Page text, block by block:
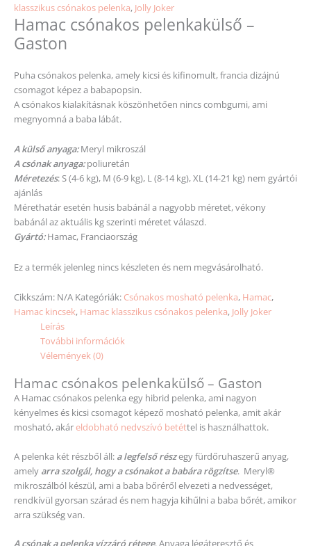
klasszikus csónakos pelenka, Jolly Joker
Hamac csónakos pelenkakülső –
Gaston
Puha csónakos pelenka, amely kicsi és kifinomult, francia dizájnú
csomagot képez a babapopsin.
A csónakos kialakításnak köszönhetően nincs combgumi, ami
megnyomná a baba lábát.
A külső anyaga:Meryl mikroszál
A csónak anyaga:poliuretán
Méretezés: S (4-6 kg), M (6-9 kg), L (8-14 kg), XL (14-21 kg) nem gyártói
ajánlás
Mérethatár esetén husis babánál a nagyobb méretet, vékony
babánál az aktuális kgszerinti méretetválaszd.
Gyártó:Hamac, Franciaország
Ez a termék jelenleg nincs készleten és nem megvásárolható.
Cikkszám: N/A Kategóriák: Csónakos mosható pelenka, Hamac,
Hamac kincsek, Hamac klasszikus csónakos pelenka, Jolly Joker
Leírás
További információk
Vélemények (0)
Hamac csónakos pelenkakülső – Gaston
A Hamac csónakos pelenka egy hibrid pelenka, ami nagyon
kényelmes és kicsi csomagot képező mosható pelenka, amit akár
mosható, akáreldobható nedvszívó betéttel is használhattok.
A pelenka két részből áll: a legfelső részegy fürdőruhaszerű anyag,
amely arra szolgál, hogy a csónakot a babára rögzítse. Meryl®
mikroszálból készül, ami a baba bőréről elvezeti a nedvességet,
rendkívül gyorsan szárad és nem hagyja kihűlni a baba bőrét, amikor
arra szükség van.
A csónak a pelenka vízzáró rétege. Anyaga légáteresztő és